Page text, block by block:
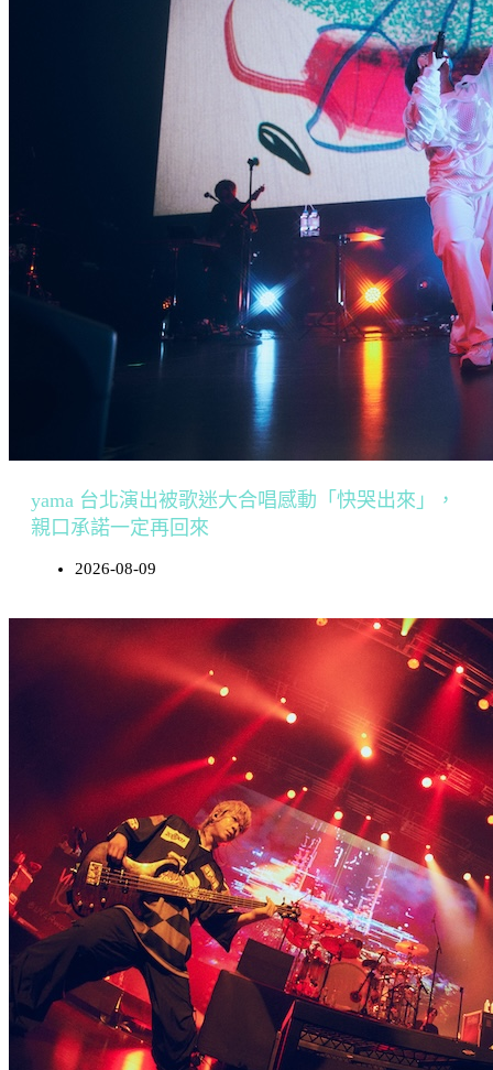
yama 台北演出被歌迷大合唱感動「快哭出來」，
親口承諾一定再回來
2026-08-09